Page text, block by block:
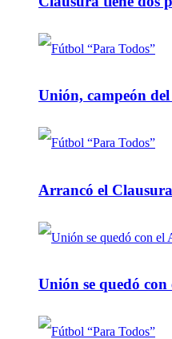
Unión, campeón
Arrancó el
Unión se quedó